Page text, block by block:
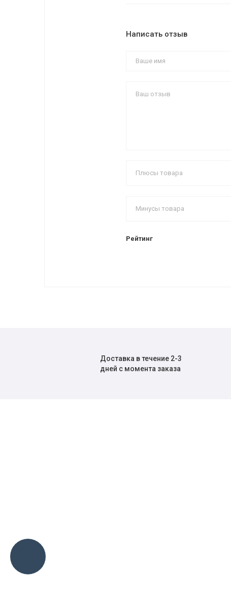
Написать отзыв
Рейтинг
Доставка в течение 2-3
дней с момента заказа